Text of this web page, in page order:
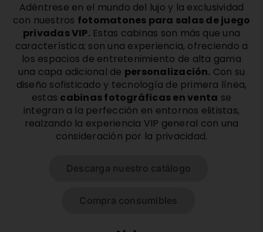
Contacto
ESP
Adéntrese en el mundo del lujo y la exclusividad
con nuestros fotomatones para salas de juego
privadas VIP.Estas cabinas son más que una
característica; son una experiencia, ofreciendo a
los espacios de entretenimiento de alta gama
una capa adicional de personalización. Con su
diseño sofisticado y tecnología de primera línea,
estas cabinas fotográficas en venta se
integran a la perfección en entornos elitistas,
realzando la experiencia VIP general con una
consideración por la privacidad.
Descarga nuestro catálogo
Compra consumibles